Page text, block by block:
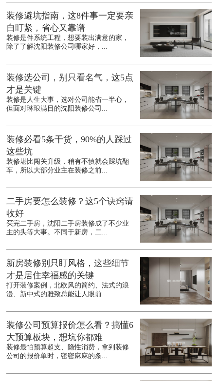
装修避坑指南，这8件事一定要亲
自盯紧，省心又靠谱
装修是件系统工程，想要装出满意的家，
除了了解沈阳装修公司哪家好，...
装修选公司，别只看名气，这5点
才是关键
装修是人生大事，选对公司能省一半心，
但面对琳琅满目的沈阳装修公司...
装修必看5条干货，90%的人踩过
这些坑
装修堪比闯关升级，稍有不慎就会踩坑翻
车，所以大部分业主在装修之前...
二手房要怎么装修？这5个诀窍请
收好
买完二手房，沈阳二手房装修成了不少业
主的头等大事。不同于新房，二...
新房装修别只盯风格，这些细节
才是居住幸福感的关键
打开装修案例，北欧风的简约、法式的浪
漫、新中式的雅致总能让人眼前...
装修公司预算报价怎么看？搞懂6
大预算板块，想坑你都难
装修最怕预算超支、隐性消费，拿到装修
公司的报价单时，密密麻麻的条...